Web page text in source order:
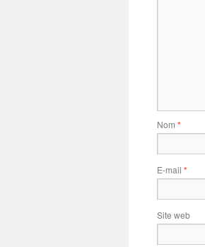
Nom *
E-mail *
Site web